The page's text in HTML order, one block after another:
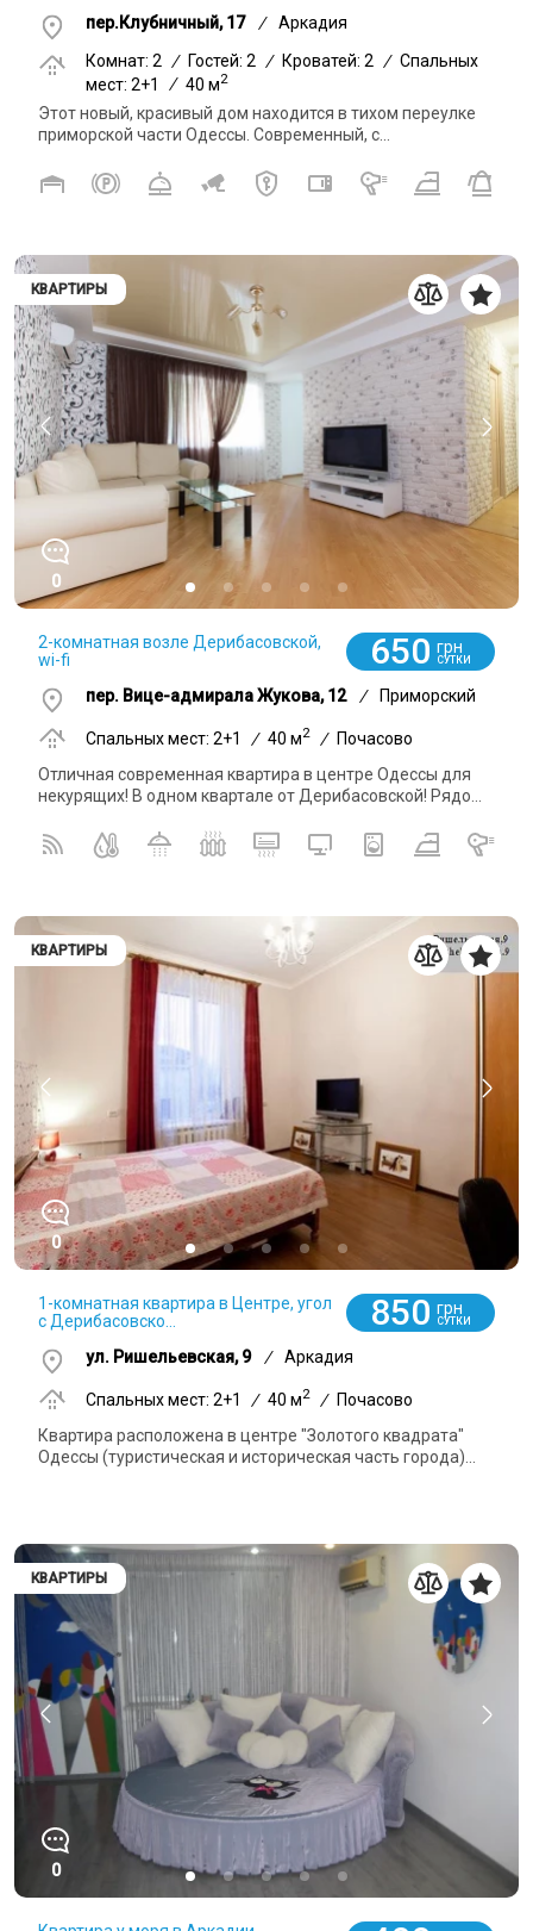
пер.Клубничный, 17 /
Аркадия
Комнат: 2
/ Гостей: 2 / Кроватей: 2 / Спальных
мест: 2+1
/ 40 м2
Этот новый, красивый дом находится в тихом переулке
приморской части Одессы. Современный, с...
КВАРТИРЫ
0
2-комнатная возле Дерибасовской,
wi-fi
650 грн
СУТКИ
пер. Вице-адмирала Жукова, 12 / Приморский
Спальных мест: 2+1 / 40 м2 /
Почасово
Отличная современная квартира в центре Одессы для
некурящих! В одном квартале от Дерибасовской! Рядо...
КВАРТИРЫ
0
1-комнатная квартира в Центре, угол
с Дерибасовско...
850 грн
СУТКИ
ул. Ришельевская, 9 / Аркадия
Спальных мест: 2+1 / 40 м2 /
Почасово
Квартира расположена в центре "Золотого квадрата"
Одессы (туристическая и историческая часть города)...
КВАРТИРЫ
0